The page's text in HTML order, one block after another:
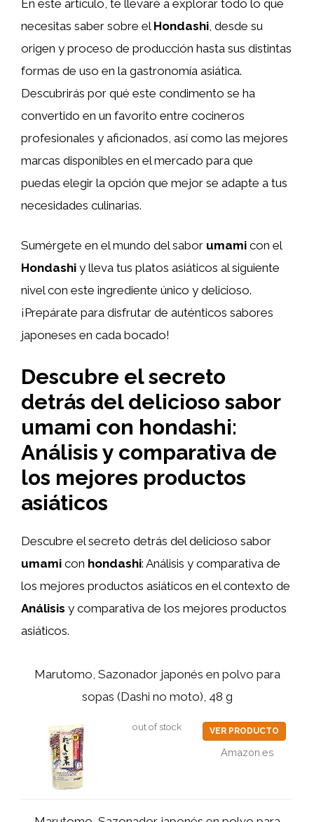
En este artículo, te llevaré a explorar todo lo que
necesitas saber sobre el Hondashi , desde su
origen y proceso de producción hasta sus distintas
formas de uso en la gastronomía asiática.
Descubrirás por qué este condimento se ha
convertido en un favorito entre cocineros
profesionales y aficionados, así como las mejores
marcas disponibles en el mercado para que
puedas elegir la opción que mejor se adapte a tus
necesidades culinarias.
Sumérgete en el mundo del sabor umami con el
Hondashi y lleva tus platos asiáticos al siguiente
nivel con este ingrediente único y delicioso.
¡Prepárate para disfrutar de auténticos sabores
japoneses en cada bocado!
Descubre el secreto
detrás del delicioso sabor
umami con hondashi:
Análisis y comparativa de
los mejores productos
asiáticos
Descubre el secreto detrás del delicioso sabor
umami con hondashi: Análisis y comparativa de
los mejores productos asiáticos en el contexto de
Análisis y comparativa de los mejores productos
asiáticos.
Marutomo, Sazonador japonés en polvo para
sopas (Dashi no moto), 48 g
out of stock VER PRODUCTO
Amazon.es